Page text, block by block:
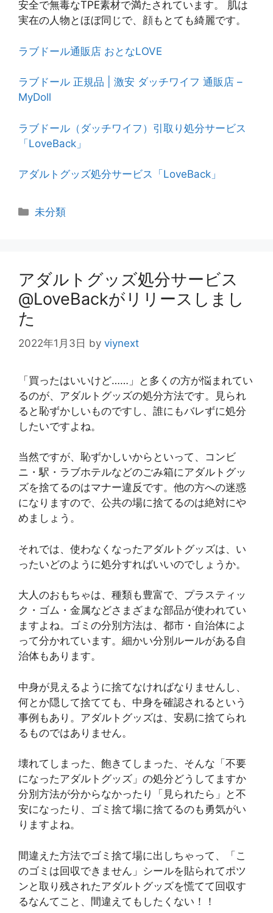
安全で無毒なTPE素材で満たされています。 肌は
実在の人物とほぼ同じで、顔もとても綺麗です。
ラブドール通販店 おとなLOVE
ラブドール 正規品 | 激安 ダッチワイフ 通販店 –
MyDoll
ラブドール（ダッチワイフ）引取り処分サービス
「LoveBack」
アダルトグッズ処分サービス「LoveBack」
カ
ー
未分類
アダルトグッズ処分サービス
@LoveBackがリリースしまし
た
2022年1月3日 by viynext
「買ったはいいけど……」と多くの方が悩まれてい
るのが、アダルトグッズの処分方法です。見られ
ると恥ずかしいものですし、誰にもバレずに処分
したいですよね。
当然ですが、恥ずかしいからといって、コンビ
ニ・駅・ラブホテルなどのごみ箱にアダルトグッ
ズを捨てるのはマナー違反です。他の方への迷惑
になりますので、公共の場に捨てるのは絶対にや
めましょう。
それでは、使わなくなったアダルトグッズは、い
ったいどのように処分すればいいのでしょうか。
大人のおもちゃは、種類も豊富で、プラスティッ
ク・ゴム・金属などさまざまな部品が使われてい
ますよね。ゴミの分別方法は、都市・自治体によ
って分かれています。細かい分別ルールがある自
治体もあります。
中身が見えるように捨てなければなりませんし、
何とか隠して捨てても、中身を確認されるという
事例もあり。アダルトグッズは、安易に捨てられ
るものではありません。
壊れてしまった、飽きてしまった、そんな「不要
になったアダルトグッズ」の処分どうしてますか
分別方法が分からなかったり「見られたら」と不
安になったり、ゴミ捨て場に捨てるのも勇気がい
りますよね。
間違えた方法でゴミ捨て場に出しちゃって、「こ
のゴミは回収できません」シールを貼られてポツ
ンと取り残されたアダルトグッズを慌てて回収す
るなんてこと、間違えてもしたくない！！